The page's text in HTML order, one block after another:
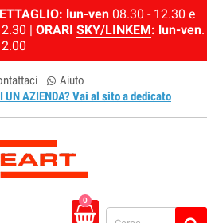
lun-ven 08.30 - 12.30 e
| ORARI SKY/LINKEM: lun-ven.
Aiuto
UN AZIENDA? Vai al sito a dedicato
0